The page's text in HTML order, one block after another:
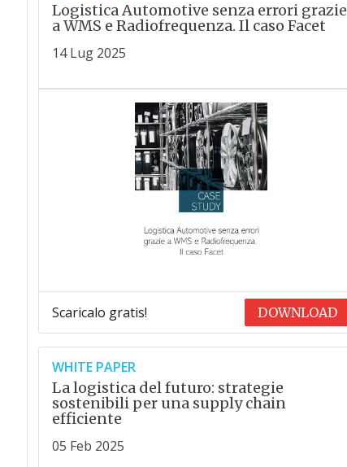
Logistica Automotive senza errori grazie
a WMS e Radiofrequenza. Il caso Facet
14 Lug 2025
Scaricalo gratis! DOWNLOAD
WHITE PAPER
La logistica del futuro: strategie
sostenibili per una supply chain
efficiente
05 Feb 2025